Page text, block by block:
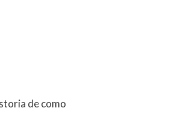
de como